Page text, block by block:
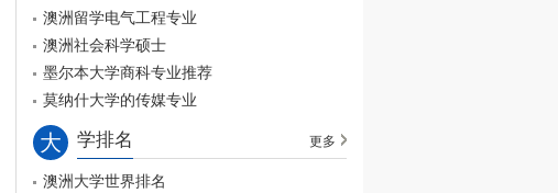
澳洲留学电气工程专业
澳洲社会科学硕士
墨尔本大学商科专业推荐
莫纳什大学的传媒专业
大 学排名 更多
澳洲大学世界排名